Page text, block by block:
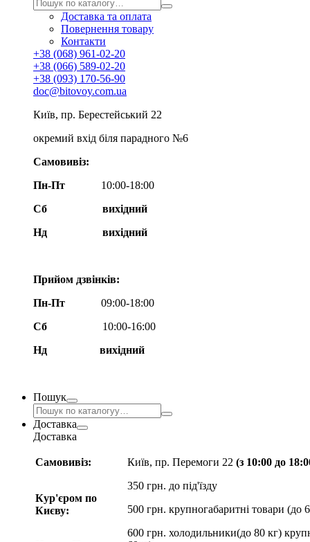
Доставка та оплата
Повернення товару
Контакти
+38 (068) 961-02-20
+38 (066) 589-02-20
+38 (093) 170-56-90
doc@bitovoy.com.ua
Київ, пр. Берестейський 22
окремий вхід біля парадного №6
Самовивіз:
Пн-Пт
10:00-18:00
Сб
вихідний
Нд
вихідний
Прийом дзвінків:
Пн-Пт
09:00-18:00
Сб
10:00-16:00
Нд вихідний
Пошук
Доставка
Доставка
Самовивіз:
Кур'єром по
Києву:
Київ, пр. Перемоги 22 (з 10:00 до
350 грн. до під'їзду
500 грн. крупногабаритні товари (до
600 грн. холодильники(до 80 кг)